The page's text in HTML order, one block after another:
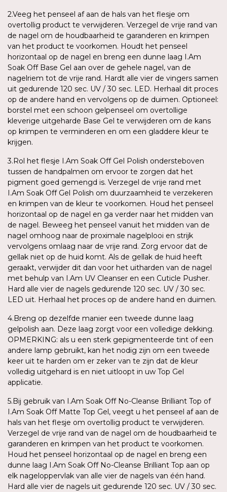
2.Veeg het penseel af aan de hals van het flesje om
overtollig product te verwijderen. Verzegel de vrije rand van
de nagel om de houdbaarheid te garanderen en krimpen
van het product te voorkomen. Houdt het penseel
horizontaal op de nagel en breng een dunne laag I.Am
Soak Off Base Gel aan over de gehele nagel, van de
nagelriem tot de vrije rand. Hardt alle vier de vingers samen
uit gedurende 120 sec. UV / 30 sec. LED. Herhaal dit proces
op de andere hand en vervolgens op de duimen. Optioneel:
borstel met een schoon gelpenseel om overtollige
kleverige uitgeharde Base Gel te verwijderen om de kans
op krimpen te verminderen en om een gladdere kleur te
krijgen.
3.Rol het flesje I.Am Soak Off Gel Polish ondersteboven
tussen de handpalmen om ervoor te zorgen dat het
pigment goed gemengd is. Verzegel de vrije rand met
I.Am Soak Off Gel Polish om duurzaamheid te verzekeren
en krimpen van de kleur te voorkomen. Houd het penseel
horizontaal op de nagel en ga verder naar het midden van
de nagel. Beweeg het penseel vanuit het midden van de
nagel omhoog naar de proximale nagelplooi en strijk
vervolgens omlaag naar de vrije rand. Zorg ervoor dat de
gellak niet op de huid komt. Als de gellak de huid heeft
geraakt, verwijder dit dan voor het uitharden van de nagel
met behulp van I.Am UV Cleanser en een Cuticle Pusher.
Hard alle vier de nagels gedurende 120 sec. UV / 30 sec.
LED uit. Herhaal het proces op de andere hand en duimen.
4.Breng op dezelfde manier een tweede dunne laag
gelpolish aan. Deze laag zorgt voor een volledige dekking.
OPMERKING: als u een sterk gepigmenteerde tint of een
andere lamp gebruikt, kan het nodig zijn om een tweede
keer uit te harden om er zeker van te zijn dat de kleur
volledig uitgehard is en niet uitloopt in uw Top Gel
applicatie.
5.Bij gebruik van I.Am Soak Off No-Cleanse Brilliant Top of
I.Am Soak Off Matte Top Gel, veegt u het penseel af aan de
hals van het flesje om overtollig product te verwijderen.
Verzegel de vrije rand van de nagel om de houdbaarheid te
garanderen en krimpen van het product te voorkomen.
Houd het penseel horizontaal op de nagel en breng een
dunne laag I.Am Soak Off No-Cleanse Brilliant Top aan op
elk nageloppervlak van alle vier de nagels van één hand.
Hard alle vier de nagels uit gedurende 120 sec. UV / 30 sec.